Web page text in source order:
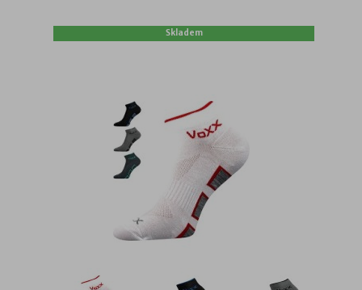
Skladem